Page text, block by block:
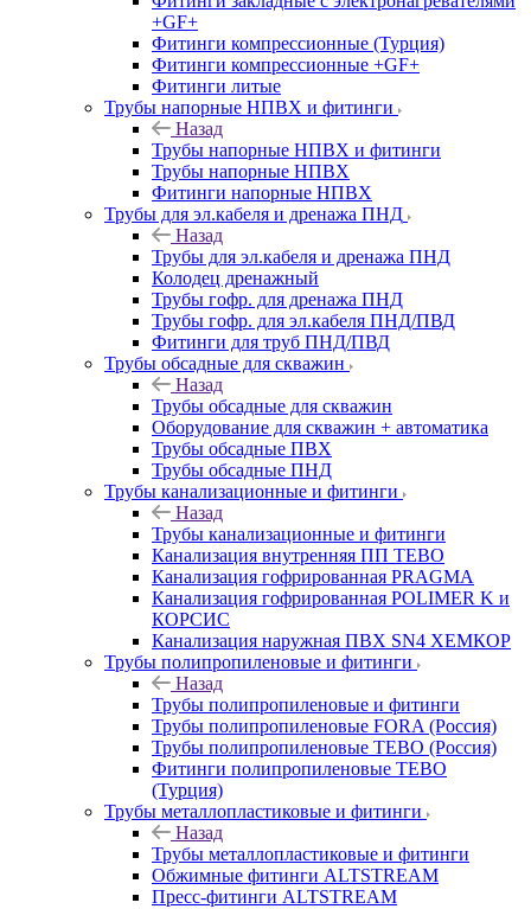
+GF+
Фитинги компрессионные (Турция)
Фитинги компрессионные +GF+
Фитинги литые
Трубы напорные НПВХ и фитинги
Назад
Трубы напорные НПВХ и фитинги
Трубы напорные НПВХ
Фитинги напорные НПВХ
Трубы для эл.кабеля и дренажа ПНД
Назад
Трубы для эл.кабеля и дренажа ПНД
Колодец дренажный
Трубы гофр. для дренажа ПНД
Трубы гофр. для эл.кабеля ПНД/ПВД
Фитинги для труб ПНД/ПВД
Трубы обсадные для скважин
Назад
Трубы обсадные для скважин
Оборудование для скважин + автоматика
Трубы обсадные ПВХ
Трубы обсадные ПНД
Трубы канализационные и фитинги
Назад
Трубы канализационные и фитинги
Канализация внутренняя ПП TEBO
Канализация гофрированная PRAGMA
Канализация гофрированная POLIMER K и
КОРСИС
Канализация наружная ПВХ SN4 ХЕМКОР
Трубы полипропиленовые и фитинги
Назад
Трубы полипропиленовые и фитинги
Трубы полипропиленовые FORA (Россия)
Трубы полипропиленовые TEBO (Россия)
Фитинги полипропиленовые TEBO
(Турция)
Трубы металлопластиковые и фитинги
Назад
Трубы металлопластиковые и фитинги
Обжимные фитинги ALTSTREAM
Пресс-фитинги ALTSTREAM